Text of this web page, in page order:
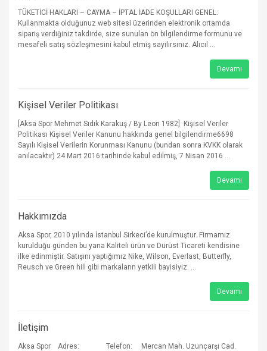
TÜKETİCİ HAKLARI – CAYMA – İPTAL İADE KOŞULLARI GENEL:
Kullanmakta olduğunuz web sitesi üzerinden elektronik ortamda
sipariş verdiğiniz takdirde, size sunulan ön bilgilendirme formunu ve
mesafeli satış sözleşmesini kabul etmiş sayılırsınız. Alıcıl ...
Devamı
Kişisel Veriler Politikası
[Aksa Spor Mehmet Sıdık Karakuş / By Leon 1982] Kişisel Veriler
Politikası Kişisel Veriler Kanunu hakkında genel bilgilendirme6698
Sayılı Kişisel Verilerin Korunması Kanunu (bundan sonra KVKK olarak
anılacaktır) 24 Mart 2016 tarihinde kabul edilmiş, 7 Nisan 2016 ...
Devamı
Hakkımızda
Aksa Spor, 2010 yılında İstanbul Sirkeci’de kurulmuştur. Firmamız
kurulduğu günden bu yana Kaliteli ürün ve Dürüst Ticareti kendisine
ilke edinmiştir. Satışını yaptığımız Nike, Wilson, Everlast, Butterfly,
Reusch ve Green hill gibi markaların yetkili bayisiyiz. ...
Devamı
İletişim
Aksa Spor Adres: Telefon: Mercan Mah. Uzunçarşı Cad.